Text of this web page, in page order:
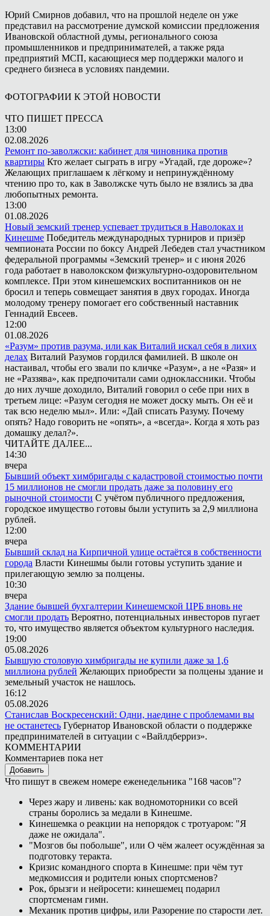
Юрий Смирнов добавил, что на прошлой неделе он уже
представил на рассмотрение думской комиссии предложения
Ивановской областной думы, регионального союза
промышленников и предпринимателей, а также ряда
предприятий МСП, касающиеся мер поддержки малого и
среднего бизнеса в условиях пандемии.
ФОТОГРАФИИ К ЭТОЙ НОВОСТИ
ЧТО ПИШЕТ ПРЕССА
13:00
02.08.2026
Ремонт по-заволжски: кабинет для чиновника против
квартиры Кто желает сыграть в игру «Угадай, где дороже»?
Желающих приглашаем к лёгкому и непринуждённому
чтению про то, как в Заволжске чуть было не взялись за два
любопытных ремонта.
13:00
01.08.2026
Новый земский тренер успевает трудиться в Наволоках и
Кинешме Победитель международных турниров и призёр
чемпионата России по боксу Андрей Лебедев стал участником
федеральной программы «Земский тренер» и с июня 2026
года работает в наволокском физкультурно-оздоровительном
комплексе. При этом кинешемских воспитанников он не
бросил и теперь совмещает занятия в двух городах. Иногда
молодому тренеру помогает его собственный наставник
Геннадий Евсеев.
12:00
01.08.2026
«Разум» против разума, или как Виталий искал себя в лихих
делах Виталий Разумов гордился фамилией. В школе он
настаивал, чтобы его звали по кличке «Разум», а не «Разя» и
не «Раззява», как предпочитали сами одноклассники. Чтобы
до них лучше доходило, Виталий говорил о себе при них в
третьем лице: «Разум сегодня не может доску мыть. Он её и
так всю неделю мыл». Или: «Дай списать Разуму. Почему
опять? Надо говорить не «опять», а «всегда». Когда я хоть раз
домашку делал?».
ЧИТАЙТЕ ДАЛЕЕ...
14:30
вчера
Бывший объект химбригады с кадастровой стоимостью почти
15 миллионов не смогли продать даже за половину его
рыночной стоимости С учётом публичного предложения,
городское имущество готовы были уступить за 2,9 миллиона
рублей.
12:00
вчера
Бывший склад на Кирпичной улице остаётся в собственности
города Власти Кинешмы были готовы уступить здание и
прилегающую землю за полцены.
10:30
вчера
Здание бывшей бухгалтерии Кинешемской ЦРБ вновь не
смогли продать Вероятно, потенциальных инвесторов пугает
то, что имущество является объектом культурного наследия.
19:00
05.08.2026
Бывшую столовую химбригады не купили даже за 1,6
миллиона рублей Желающих приобрести за полцены здание и
земельный участок не нашлось.
16:12
05.08.2026
Станислав Воскресенский: Одни, наедине с проблемами вы
не останетесь Губернатор Ивановской области о поддержке
предпринимателей в ситуации с «Вайлдберриз».
КОММЕНТАРИИ
Комментариев пока нет
Добавить
Что пишут в свежем номере еженедельника "168 часов"?
Через жару и ливень: как водномоторники со всей
страны боролись за медали в Кинешме.
Кинешемка о реакции на непорядок с тротуаром: "Я
даже не ожидала".
"Мозгов бы побольше", или О чём жалеет осуждённая за
подготовку теракта.
Кризис командного спорта в Кинешме: при чём тут
медкомиссия и родители юных спортсменов?
Рок, брызги и нейросети: кинешемец подарил
спортсменам гимн.
Механик против цифры, или Разорение по старости лет.